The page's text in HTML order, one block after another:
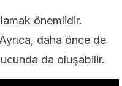
önemlidir.
daha önce de
da oluşabilir.